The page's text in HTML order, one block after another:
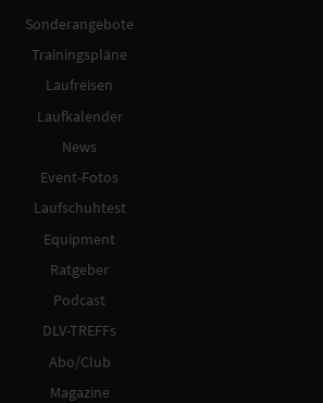
Sonderangebote
Trainingspläne
Laufreisen
Laufkalender
News
Event-Fotos
Laufschuhtest
Equipment
Ratgeber
Podcast
DLV-TREFFs
Abo/Club
Magazine